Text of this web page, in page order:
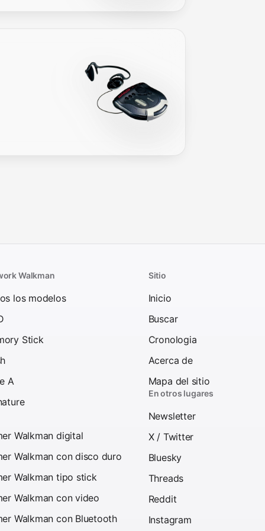
Walkman
los modelos
Stick
A
Walkman digital
Walkman con disco duro
Walkman tipo stick
Walkman con video
Walkman con Bluetooth
Sitio
Inicio
Buscar
Cronologia
Acerca de
Mapa del sitio
En otros lugares
Newsletter
X / Twitter
Bluesky
Threads
Reddit
Instagram